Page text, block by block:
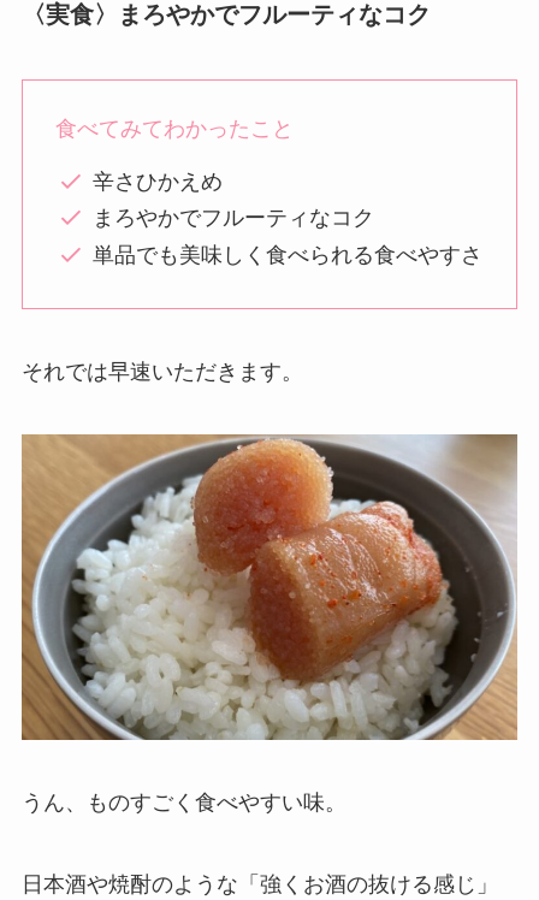
〈実食〉まろやかでフルーティなコク
食べてみてわかったこと
辛さひかえめ
まろやかでフルーティなコク
単品でも美味しく食べられる食べやすさ
それでは早速いただきます。
うん、ものすごく食べやすい味。
日本酒や焼酎のような「強くお酒の抜ける感じ」